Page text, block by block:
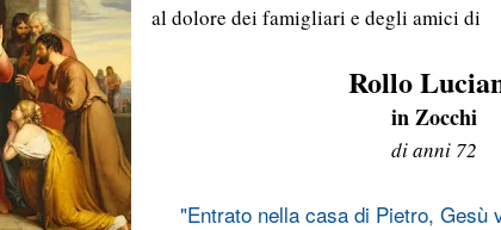
al dolore dei famigliari e degli amici di
Rollo
in Zocchi
di anni 72
"Entrato nella casa di Pietro, Gesù